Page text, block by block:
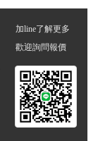
加line了解更多
歡迎詢問報價